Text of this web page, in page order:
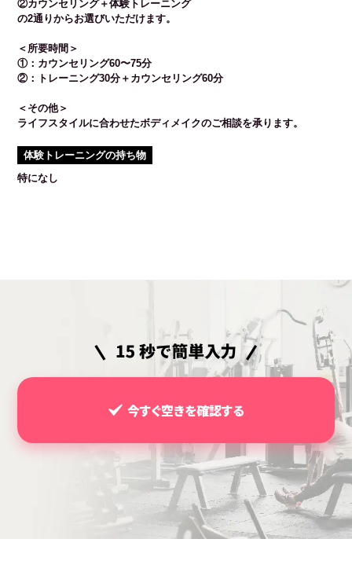
②カウンセリング＋体験トレーニング
の2通りからお選びいただけます。
＜所要時間＞
①：カウンセリング60〜75分
②：トレーニング30分＋カウンセリング60分
＜その他＞
ライフスタイルに合わせたボディメイクのご相談を承ります。
体験トレーニングの持ち物
特になし
今すぐ空きを確認する